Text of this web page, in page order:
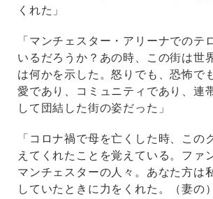
くれた」
「マンチェスター・アリーナでのテ
いるだろうか？あの時、この街は世
は何かを示した。怒りでも、恐怖で
愛であり、コミュニティであり、連
して団結した街の姿だった」
「コロナ禍で母を亡くした時、この
えてくれたことを覚えている。ファ
マンチェスターの人々。あなた方は
していたときに力をくれた。（妻の